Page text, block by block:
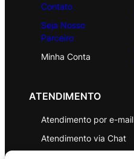
Contato
Seja Nosso
Parceiro
Minha Conta
ATENDIMENTO
Atendimento por e-mail
Atendimento via Chat